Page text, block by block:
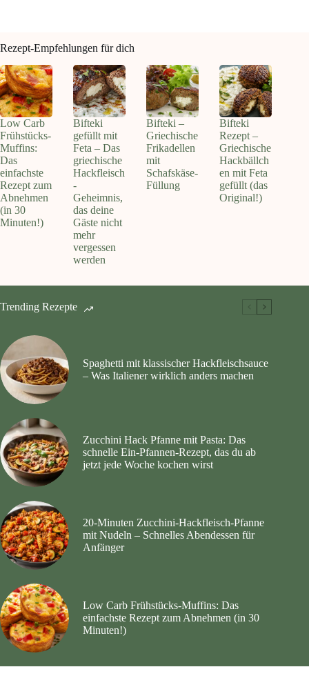
Rezept-Empfehlungen für dich
Low Carb
Frühstücks-
Muffins:
Das
einfachste
Rezept zum
Abnehmen
(in 30
Minuten!)
Bifteki
gefüllt mit
Feta – Das
griechische
Hackfleisch
-
Geheimnis,
das deine
Gäste nicht
mehr
vergessen
werden
Bifteki –
Griechische
Frikadellen
mit
Schafskäse-
Füllung
Bifteki
Rezept –
Griechische
Hackbällch
en mit Feta
gefüllt (das
Original!)
Trending Rezepte
Spaghetti mit klassischer Hackfleischsauce
– Was Italiener wirklich anders machen
Zucchini Hack Pfanne mit Pasta: Das
schnelle Ein-Pfannen-Rezept, das du ab
jetzt jede Woche kochen wirst
20‑Minuten Zucchini‑Hackfleisch‑Pfanne
mit Nudeln – Schnelles Abendessen für
Anfänger
Low Carb Frühstücks-Muffins: Das
einfachste Rezept zum Abnehmen (in 30
Minuten!)